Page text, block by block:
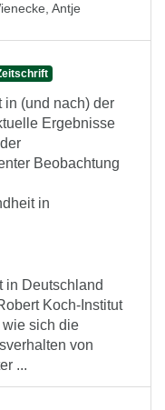
Antje
in (und nach) der
Ergebnisse
Beobachtung
in
in Deutschland
Koch-Institut
sich die
von
...